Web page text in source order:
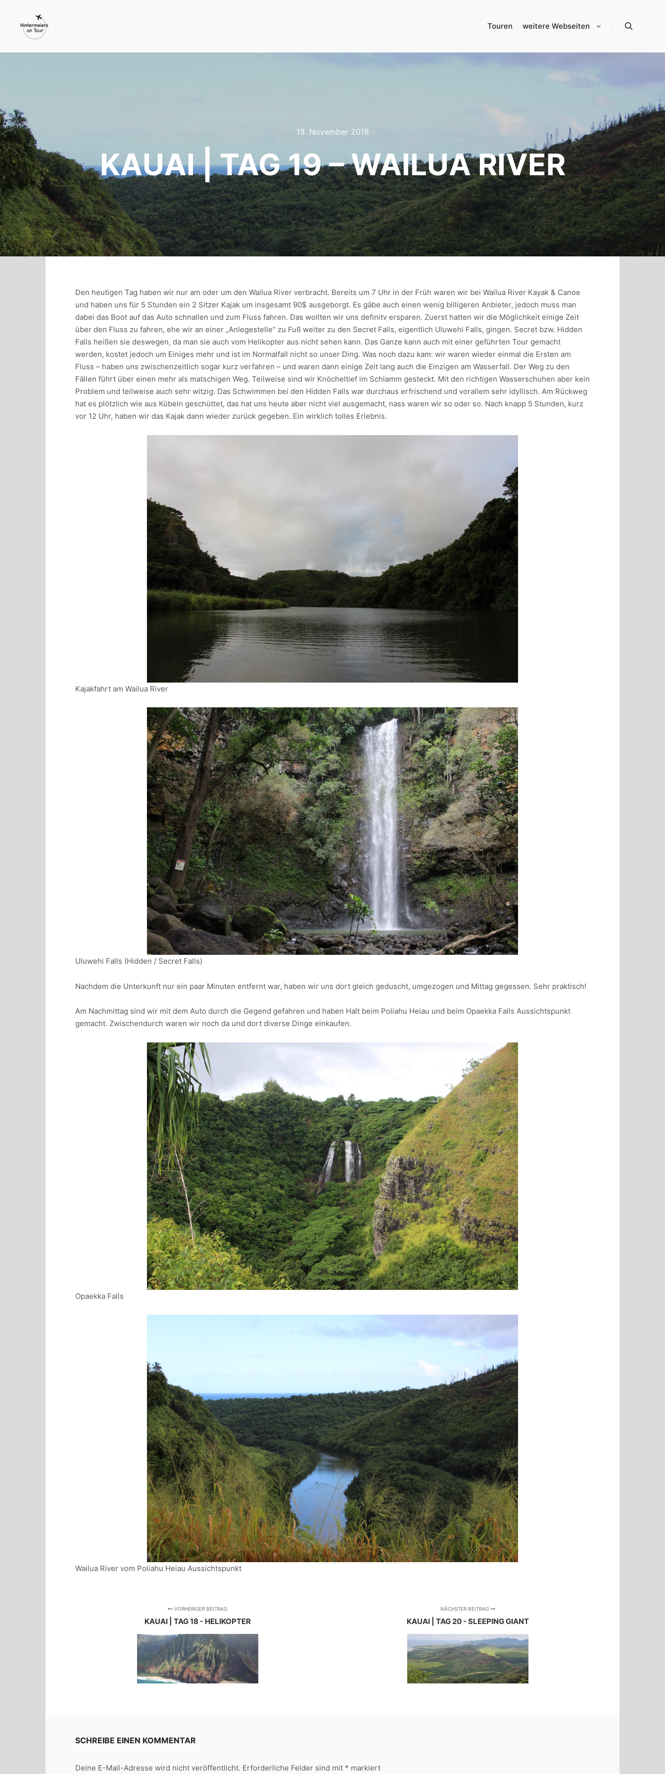
Touren weitere Webseiten
13. November 2018
KAUAI | TAG 19 – WAILUA RIVER
Den heutigen Tag haben wir nur am oder um den Wailua River verbracht. Bereits um 7 Uhr in der Früh waren wir bei Wailua River Kayak & Canoe
und haben uns für 5 Stunden ein 2 Sitzer Kajak um insgesamt 90$ ausgeborgt. Es gäbe auch einen wenig billigeren Anbieter, jedoch muss man
dabei das Boot auf das Auto schnallen und zum Fluss fahren. Das wollten wir uns definitv ersparen. Zuerst hatten wir die Möglichkeit einige Zeit
über den Fluss zu fahren, ehe wir an einer „Anlegestelle“ zu Fuß weiter zu den Secret Falls, eigentlich Uluwehi Falls, gingen. Secret bzw. Hidden
Falls heißen sie deswegen, da man sie auch vom Helikopter aus nicht sehen kann. Das Ganze kann auch mit einer geführten Tour gemacht
werden, kostet jedoch um Einiges mehr und ist im Normalfall nicht so unser Ding. Was noch dazu kam: wir waren wieder einmal die Ersten am
Fluss – haben uns zwischenzeitlich sogar kurz verfahren – und waren dann einige Zeit lang auch die Einzigen am Wasserfall. Der Weg zu den
Fällen führt über einen mehr als matschigen Weg. Teilweise sind wir Knöcheltief im Schlamm gesteckt. Mit den richtigen Wasserschuhen aber kein
Problem und teilweise auch sehr witzig. Das Schwimmen bei den Hidden Falls war durchaus erfrischend und vorallem sehr idyllisch. Am Rückweg
hat es plötzlich wie aus Kübeln geschüttet, das hat uns heute aber nicht viel ausgemacht, nass waren wir so oder so. Nach knapp 5 Stunden, kurz
vor 12 Uhr, haben wir das Kajak dann wieder zurück gegeben. Ein wirklich tolles Erlebnis.
Kajakfahrt am Wailua River
Uluwehi Falls (Hidden / Secret Falls)
Nachdem die Unterkunft nur ein paar Minuten entfernt war, haben wir uns dort gleich geduscht, umgezogen und Mittag gegessen. Sehr praktisch!
Am Nachmittag sind wir mit dem Auto durch die Gegend gefahren und haben Halt beim Poliahu Heiau und beim Opaekka Falls Aussichtspunkt
gemacht. Zwischendurch waren wir noch da und dort diverse Dinge einkaufen.
Opaekka Falls
Wailua River vom Poliahu Heiau Aussichtspunkt
VORHERIGER BEITRAG
KAUAI | TAG 18 - HELIKOPTER
NÄCHSTER BEITRAG
KAUAI | TAG 20 - SLEEPING GIANT
SCHREIBE EINEN KOMMENTAR
Deine E-Mail-Adresse wird nicht veröffentlicht. Erforderliche Felder sind mit * markiert